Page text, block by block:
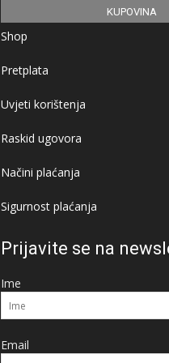
KUPOVINA
Shop
Pretplata
Uvjeti korištenja
Raskid ugovora
Načini plaćanja
Sigurnost plaćanja
Prijavite se na
Ime
Email